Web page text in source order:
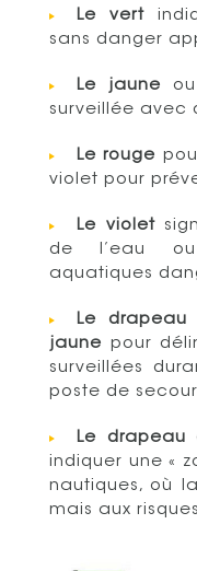
Le vert
sans danger
Le jaune
surveillée avec
Le rouge
violet pour
Le violet
de l’eau ou
aquatiques
Le
jaune pour
surveillées
poste de
Le drapeau
indiquer une «
nautiques, où
mais aux